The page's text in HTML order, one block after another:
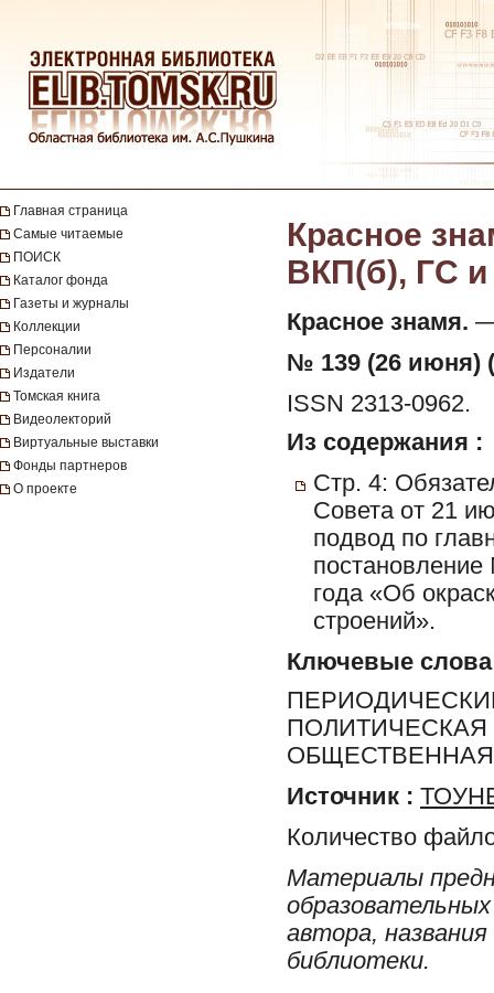
Главная страница
Самые читаемые
ПОИСК
Каталог фонда
Газеты и журналы
Коллекции
Персоналии
Издатели
Томская книга
Видеолекторий
Виртуальные выставки
Фонды партнеров
О проекте
Красное
ВКП(б), ГС
Красное знамя. —
№ 139 (26 июня)
ISSN 2313-0962.
Из содержания :
Стр. 4:
Совета от 21
подвод по
года «Об
строений».
Ключевые слова
Источник :
Количество
Материалы
автора,
библиотеки.